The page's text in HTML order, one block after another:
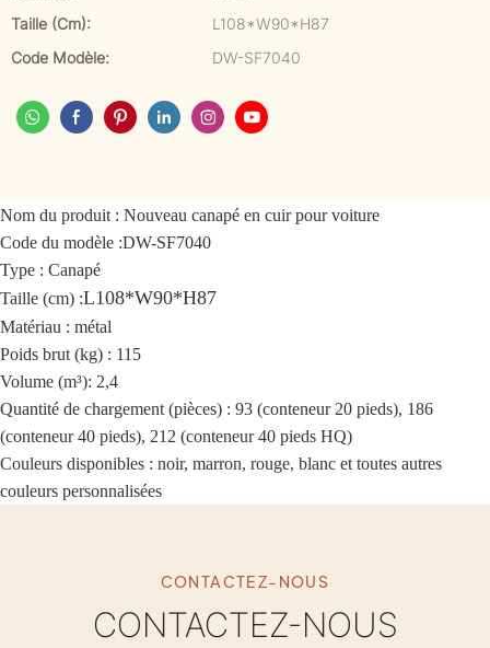
Taille (cm):
L108*W90*H87
Code Modèle:
DW-SF7040
Nom du produit : Nouveau canapé en cuir pour voiture
Code du modèle :DW-SF7040
Type : Canapé
Taille (cm) :L108*W90*H87
Matériau : métal
Poids brut (kg) : 115
Volume (m³): 2,4
Quantité de chargement (pièces) : 93 (conteneur 20 pieds), 186
(conteneur 40 pieds), 212 (conteneur 40 pieds HQ)
Couleurs disponibles : noir, marron, rouge, blanc et toutes autres
couleurs personnalisées
CONTACTEZ-NOUS
CONTACTEZ-NOUS